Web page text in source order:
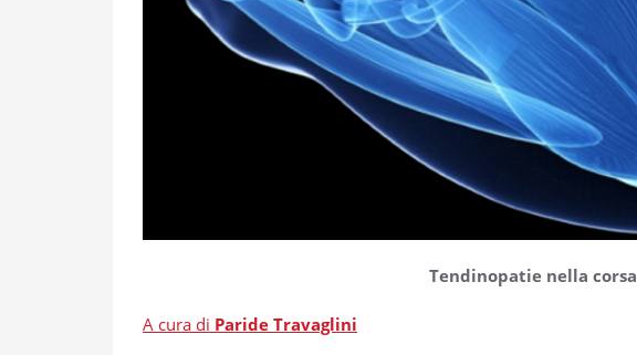
Tendinopatie nella corsa
A cura di Paride Travaglini